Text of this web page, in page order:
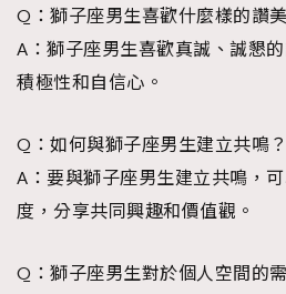
Q：獅子座男生喜歡什麼樣的讚
A：獅子座男生喜歡真誠、誠懇
積極性和自信心。
Q：如何與獅子座男生建立共鳴？
A：要與獅子座男生建立共鳴，
度，分享共同興趣和價值觀。
Q：獅子座男生對於個人空間的